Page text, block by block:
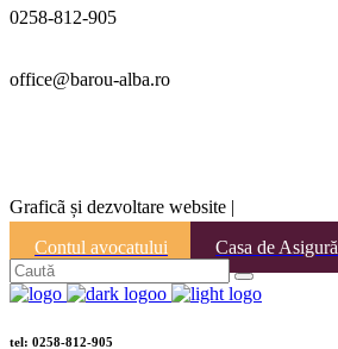
0258-812-905
office@barou-alba.ro
Graficã și dezvoltare website |
Contul avocatului
Casa de
tel: 0258-812-905